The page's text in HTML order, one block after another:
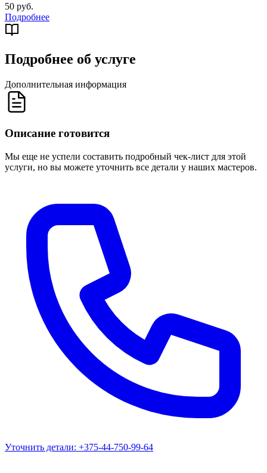
50 руб.
Подробнее
Подробнее об услуге
Дополнительная информация
Описание готовится
Мы еще не успели составить подробный чек-лист для этой
услуги, но вы можете уточнить все детали у наших мастеров.
Уточнить детали: +375-44-750-99-64